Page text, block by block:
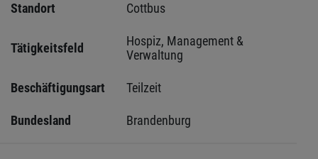
Standort
Cottbus
Tätigkeitsfeld
Hospiz, Management &
Verwaltung
Beschäftigungsart Teilzeit
Bundesland Brandenburg